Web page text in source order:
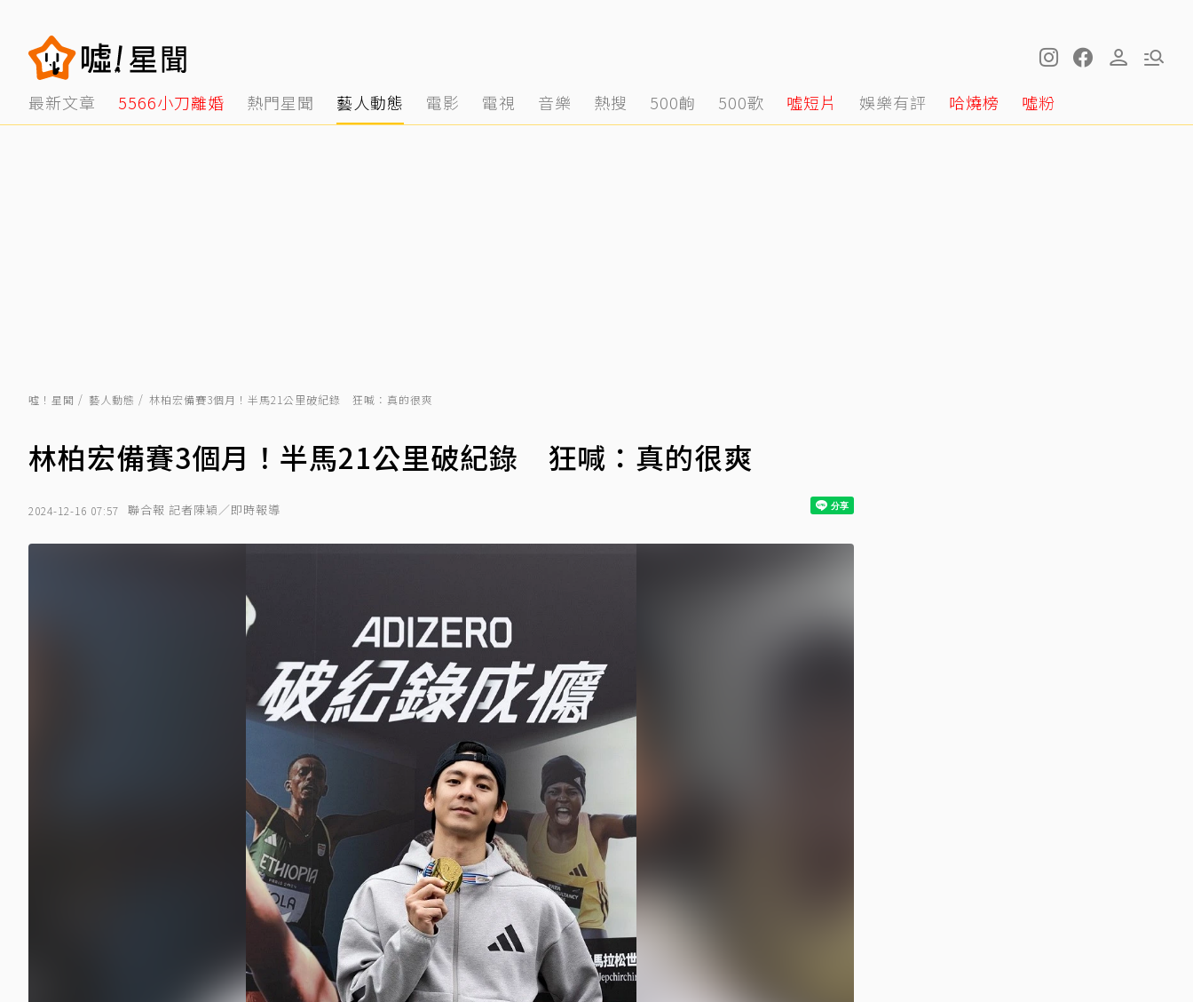
最新文章 5566小刀離婚 熱門星聞 藝人動態 電影 電視 音樂 熱搜 500齣 500歌 噓短片 娛樂有評 哈燒榜 噓粉
噓！星聞 藝人動態 林柏宏備賽3個月！半馬21公里破紀錄 狂喊：真的很爽
林柏宏備賽3個月！半馬21公里破紀錄 狂喊：真的很爽
2024-12-16 07:57 聯合報 記者陳穎／即時報導